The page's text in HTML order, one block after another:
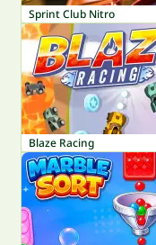
Sprint Club Nitro
Blaze Racing